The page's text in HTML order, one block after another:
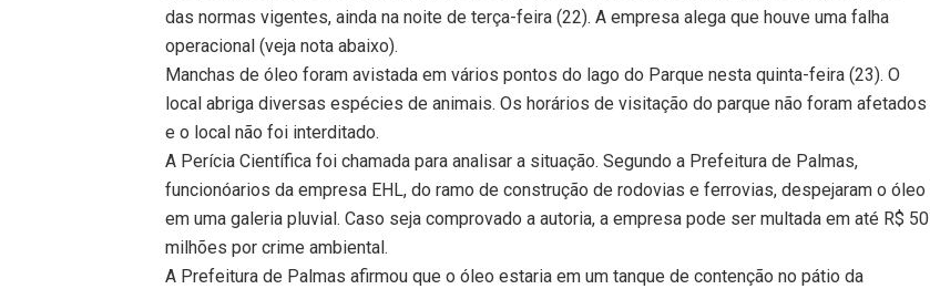
das normas vigentes, ainda na noite de terça-feira (22). A empresa alega que houve uma falha
operacional (veja nota abaixo).
Manchas de óleo foram avistada em vários pontos do lago do Parque nesta quinta-feira (23). O
local abriga diversas espécies de animais. Os horários de visitação do parque não foram afetados
e o local não foi interditado.
A Perícia Científica foi chamada para analisar a situação. Segundo a Prefeitura de Palmas,
funcionóarios da empresa EHL, do ramo de construção de rodovias e ferrovias, despejaram o óleo
em uma galeria pluvial. Caso seja comprovado a autoria, a empresa pode ser multada em até R$ 50
milhões por crime ambiental.
A Prefeitura de Palmas afirmou que o óleo estaria em um tanque de contenção no pátio da